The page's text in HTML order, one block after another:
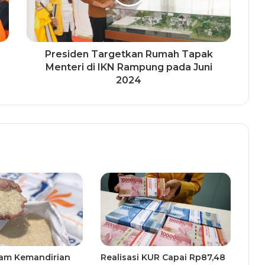
Presiden Targetkan Rumah Tapak
Menteri di IKN Rampung pada Juni
2024
Kemandirian
Realisasi KUR Capai Rp87,48